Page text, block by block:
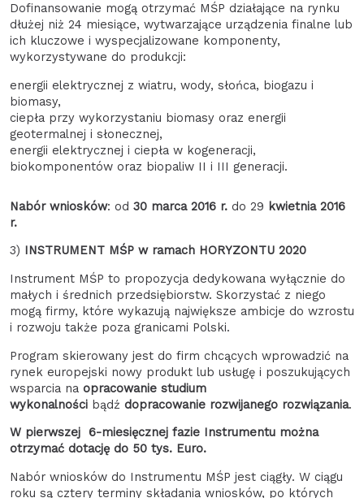
Dofinansowanie mogą otrzymać MŚP działające na rynku
dłużej niż 24 miesiące, wytwarzające urządzenia finalne lub
ich kluczowe i wyspecjalizowane komponenty,
wykorzystywane do produkcji:
energii elektrycznej z wiatru, wody, słońca, biogazu i
biomasy,
ciepła przy wykorzystaniu biomasy oraz energii
geotermalnej i słonecznej,
energii elektrycznej i ciepła w kogeneracji,
biokomponentów oraz biopaliw II i III generacji.
Nabór wniosków: od 30 marca 2016 r. do 29 kwietnia 2016
r.
3) INSTRUMENT MŚP w ramach HORYZONTU 2020
Instrument MŚP to propozycja dedykowana wyłącznie do
małych i średnich przedsiębiorstw. Skorzystać z niego
mogą firmy, które wykazują największe ambicje do wzrostu
i rozwoju także poza granicami Polski.
Program skierowany jest do firm chcących wprowadzić na
rynek europejski nowy produkt lub usługę i poszukujących
wsparcia na opracowanie studium
wykonalności bądź dopracowanie rozwijanego rozwiązania.
W pierwszej 6-miesięcznej fazie Instrumentu można
otrzymać dotację do 50 tys. Euro.
Nabór wniosków do Instrumentu MŚP jest ciągły. W ciągu
roku są cztery terminy składania wniosków, po których